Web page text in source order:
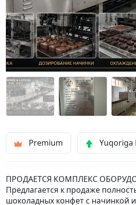
Premium Yuqoriga
ПРОДАЕТСЯ КОМПЛЕКС
Предлагается к продаже
шоколадных конфет с начинкой